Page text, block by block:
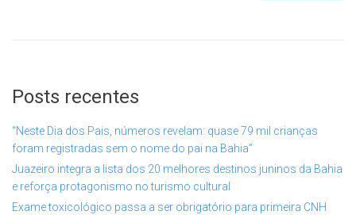
Posts recentes
“Neste Dia dos Pais, números revelam: quase 79 mil crianças
foram registradas sem o nome do pai na Bahia”
Juazeiro integra a lista dos 20 melhores destinos juninos da Bahia
e reforça protagonismo no turismo cultural
Exame toxicológico passa a ser obrigatório para primeira CNH